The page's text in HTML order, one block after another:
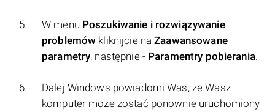
W menu Poszukiwanie i rozwiązywanie
problemów kliknijcie naZaawansowane
parametry, następnie - Paramentry pobierania.
Dalej Windows powiadomi Was, że Wasz
komputer może zostać ponownie uruchomiony